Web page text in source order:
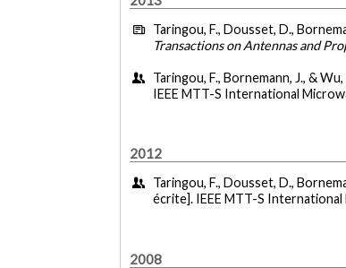
Taringou, F., Dousset, D.,
Transactions on Antennas and
Taringou, F., Bornemann, J., &
IEEE MTT-S International
2012
Taringou, F., Dousset, D.,
écrite]. IEEE MTT-S International
2008